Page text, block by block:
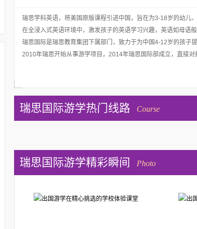
瑞思学科英语，将美国原版课程引进中国，旨在为3-18岁的幼儿
在全浸入式英语环境中，激发孩子的英语学习兴趣，英语如母语般
瑞思国际是瑞思教育集团下属部门，致力于为中国4-12岁的孩子
2010年瑞思开始从事游学项目，2014年瑞思国际部成立，直接
瑞思国际游学热门线路 Course
瑞思国际游学精彩瞬间 Photo